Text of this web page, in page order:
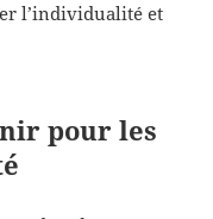
l’individualité et
pour les